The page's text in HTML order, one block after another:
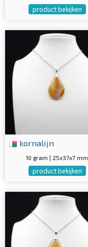
product bekijken
kornalijn
10 gram | 25x37x7 mm
product bekijken